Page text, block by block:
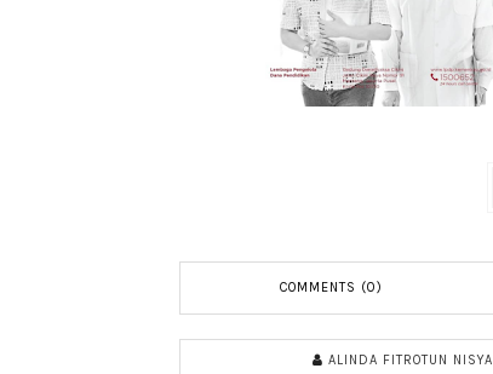
COMMENTS (0)
ALINDA FITROTUN NISYA